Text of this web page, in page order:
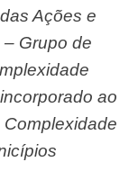
Ações e
Grupo de
ao
Complexidade